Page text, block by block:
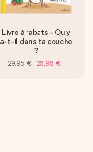
Livre à rabats - Qu'y
a-t-il dans ta couche
?
29,95 € 26,96 €